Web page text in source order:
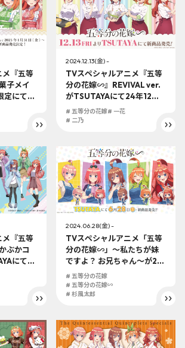
『五等
子メイ
定にて25
発売決
2024.12.13(金) -
TVスペシャルアニメ『五等
分の花嫁∽』REVIVAL ver.
がTSUTAYAにて24年12月1
3日（金）より発売決定!! RE
VIVAL制服姿の五つ子ちゃん
# 五等分の花嫁# 一花
# 二乃
『五等
ぶかコ
にて発
日
2024.06.28(金) -
TVスペシャルアニメ「五等
分の花嫁∽」～私たちが妹
ですよ？ お兄ちゃん～が24
年6月28日（金）より全国
のTSUTAYAにて発売開始!!
# 五等分の花嫁
# 五等分の花嫁∽
# 杉風太郎